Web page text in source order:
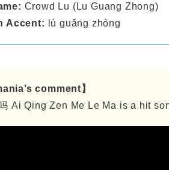
Crowd Lu (Lu Guang Zhong)
Accent:
lú guǎng zhòng
comment】
Ai Qing Zen Me Le Ma is a hit